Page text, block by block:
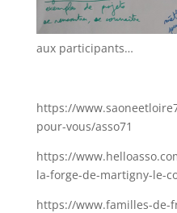
aux participants…
https://
pour-vous/asso71
https://
la-forge-de-martigny-le-
https://www.familles-de-